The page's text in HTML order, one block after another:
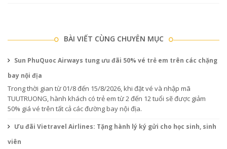
BÀI VIẾT CÙNG CHUYÊN MỤC
Sun PhuQuoc Airways tung ưu đãi 50% vé trẻ em trên các chặng
bay nội địa
Trong thời gian từ 01/8 đến 15/8/2026, khi đặt vé và nhập mã
TUUTRUONG, hành khách có trẻ em từ 2 đến 12 tuổi sẽ được giảm
50% giá vé trên tất cả các đường bay nội địa.
Ưu đãi Vietravel Airlines: Tặng hành lý ký gửi cho học sinh, sinh
viên